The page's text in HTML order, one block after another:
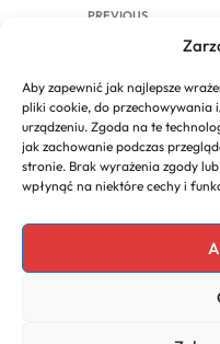
Aby zapewnić jak najlepsze
pliki cookie, do przechowywania
urządzeniu. Zgoda na te
jak zachowanie podczas
stronie. Brak wyrażenia zgody
wpłynąć na niektóre cechy i
PREVIOUS
Pomysły na
Kredyt
Copyright 2026. All